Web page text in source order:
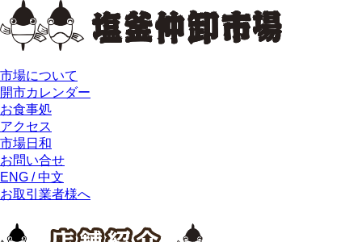
市場について
開市カレンダー
お食事処
アクセス
市場日和
お問い合せ
ENG / 中文
お取引業者様へ